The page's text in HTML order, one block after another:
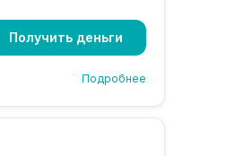
Получить деньги
Подробнее